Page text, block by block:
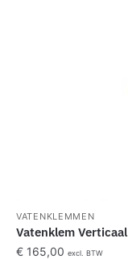
VATENKLEMMEN
Vatenklem Verticaal
€ 165,00 excl. BTW